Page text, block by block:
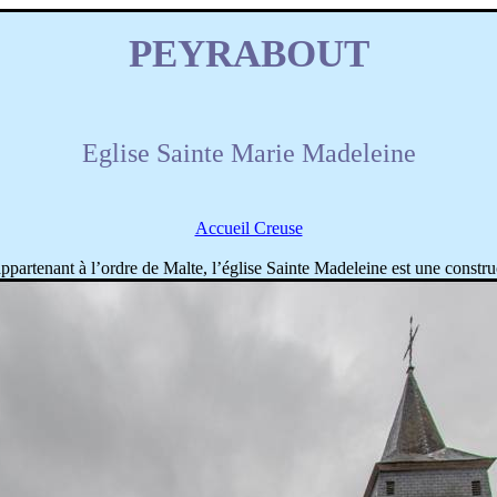
PEYRABOUT
Eglise Sainte Marie Madeleine
Accueil Creuse
à l’ordre de Malte, l’église Sainte Madeleine est une